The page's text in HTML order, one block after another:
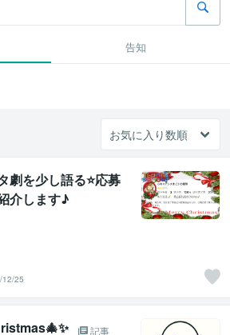
告知
劇を少し語る⭐️応募
介します♪
12/25
記事